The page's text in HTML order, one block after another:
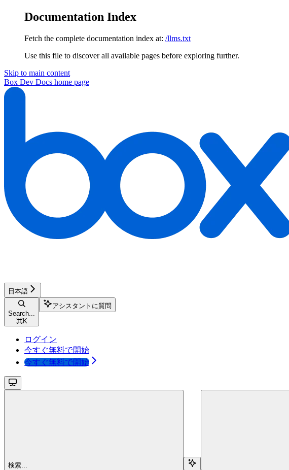
Documentation Index
Fetch the complete documentation index at: /llms.txt
Use this file to discover all available pages before exploring further.
Skip to main content
Box Dev Docs home page
日本語
Search...
⌘K
アシスタントに質問
ログイン
今すぐ無料で開始
今すぐ無料で開始
検索...